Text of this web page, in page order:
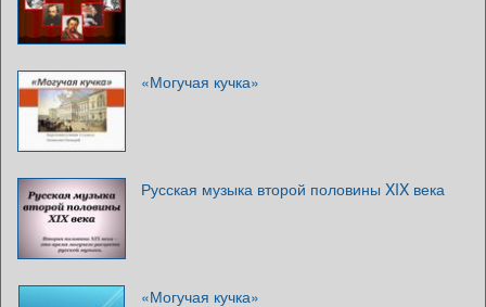
«Могучая кучка»
Русская музыка второй половины XIX века
«Могучая кучка»